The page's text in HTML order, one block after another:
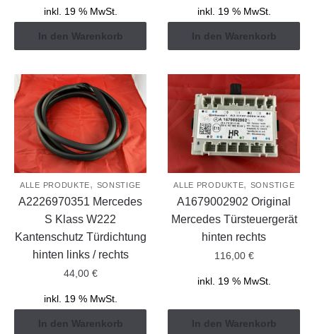
inkl. 19 % MwSt.
In den Warenkorb
inkl. 19 % MwSt.
In den Warenkorb
ALLE PRODUKTE, SONSTIGE
A2226970351 Mercedes
S Klass W222
Kantenschutz Türdichtung
hinten links / rechts
44,00 €
inkl. 19 % MwSt.
In den Warenkorb
ALLE PRODUKTE, SONSTIGE
A1679002902 Original
Mercedes Türsteuergerät
hinten rechts
116,00 €
inkl. 19 % MwSt.
In den Warenkorb